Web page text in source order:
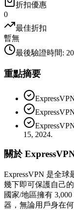
折扣優惠
0
最佳折扣
暫無
最後驗證時間:
重點摘要
15, 2024.
關於
ExpressVPN 是全
幾下即可保護自己
國家/地區擁有
器，無論用戶身在